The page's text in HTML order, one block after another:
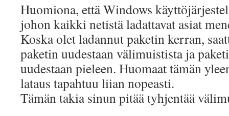
Huomiona, että Windows
johon kaikki netistä ladattavat asiat
Koska olet ladannut paketin kerran,
paketin uudestaan välimuistista ja
uudestaan pieleen. Huomaat tämän
lataus tapahtuu liian nopeasti.
Tämän takia sinun pitää tyhjentää